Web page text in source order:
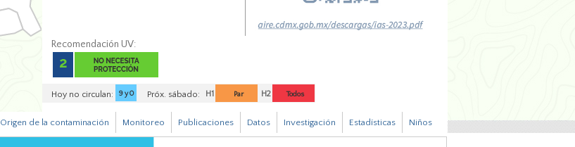
Recomendación UV:
Hoy no circulan: 9 y 0 Próx. sábado: H1 Par H2 Todos
Origen de la contaminación Monitoreo Publicaciones Datos Investigación Estadísticas Niños